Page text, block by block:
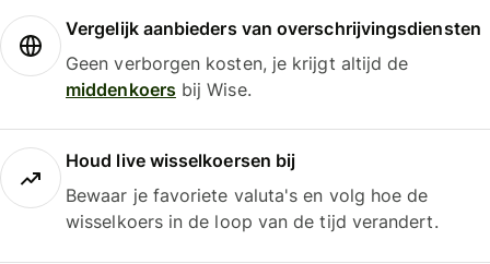
Vergelijk aanbieders van overschrijvingsdiensten
Geen verborgen kosten, je krijgt altijd de
middenkoersbij Wise.
Houd live wisselkoersen bij
Bewaar je favoriete valuta's en volg hoe de
wisselkoers in de loop van de tijd verandert.